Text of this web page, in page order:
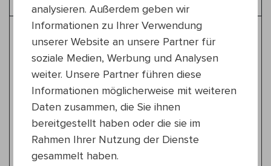
Weitere Tipps für Stadtpark
Volksmusik
18:30 — 19:30
23., Stadtpark Atzgersdorf
Yentes Kuzines mit Roman Grinberg
Konzert
analysieren. Außerdem geben wir
Informationen zu Ihrer Verwendung
unserer Website an unsere Partner für
soziale Medien, Werbung und Analysen
weiter. Unsere Partner führen diese
Informationen möglicherweise mit weiteren
Daten zusammen, die Sie ihnen
bereitgestellt haben oder die sie im
Rahmen Ihrer Nutzung der Dienste
gesammelt haben.